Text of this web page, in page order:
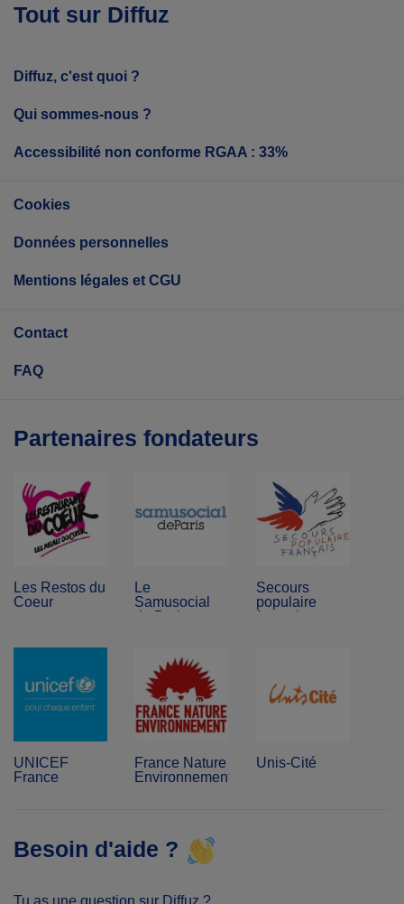
Tout sur Diffuz
Diffuz, c'est quoi ?
Qui sommes-nous ?
Accessibilité non conforme RGAA : 33%
Cookies
Données personnelles
Mentions légales et CGU
Contact
FAQ
Partenaires fondateurs
Les Restos du
Coeur
Le
Samusocial
de Paris
Secours
populaire
français
UNICEF
France
France Nature
Environnement
Unis-Cité
Besoin d'aide ?
Tu as une question sur Diffuz ?